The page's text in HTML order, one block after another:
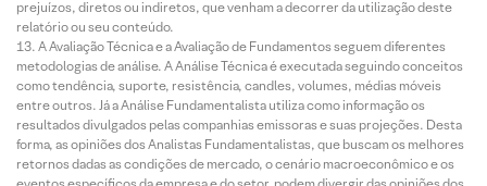
prejuízos, diretos ou indiretos, que venham a decorrer da utilização deste
relatório ou seu conteúdo.
A Avaliação Técnica e a Avaliação de Fundamentos seguem diferentes
metodologias de análise. A Análise Técnica é executada seguindo conceitos
como tendência, suporte, resistência, candles, volumes, médias móveis
entre outros. Já a Análise Fundamentalista utiliza como informação os
resultados divulgados pelas companhias emissoras e suas projeções. Desta
forma, as opiniões dos Analistas Fundamentalistas, que buscam os melhores
retornos dadas as condições de mercado, o cenário macroeconômico e os